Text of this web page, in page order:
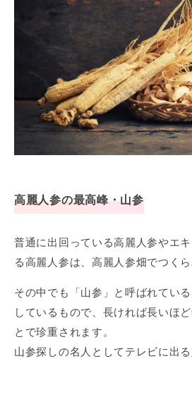
高麗人参の最高峰・山参
普通に出回っている高麗人参やエ
る高麗人参は、高麗人参畑でつくら
その中でも「山参」と呼ばれてい
しているもので、長ければ長いほ
とで珍重されます。
山参探しの名人としてテレビに出